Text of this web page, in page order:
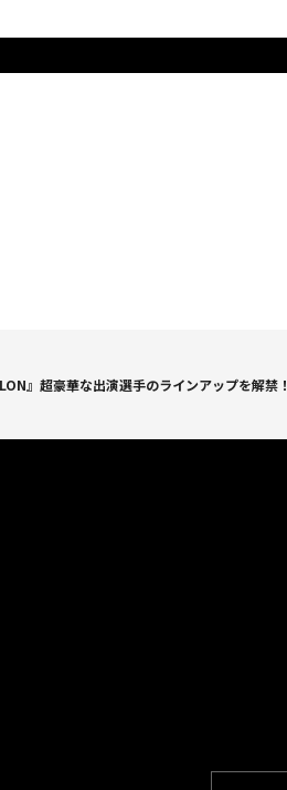
』超豪華な出演選手のラインアップを解禁！